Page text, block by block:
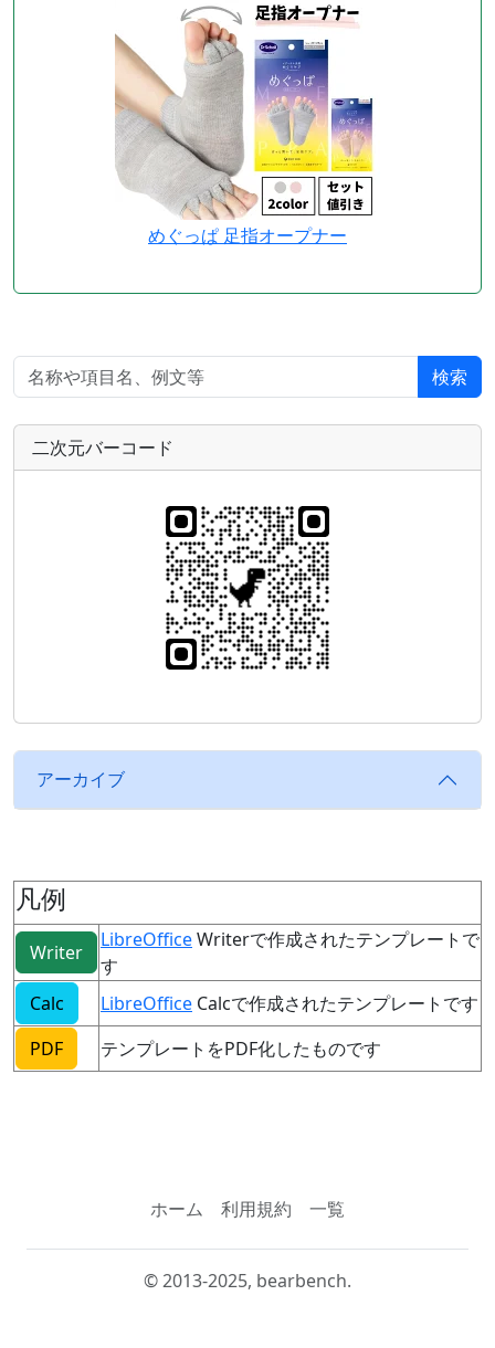
めぐっぱ 足指オープナー
検索
二次元バーコード
アーカイブ
凡例
Writer
LibreOfficeWriterで作成されたテンプレートで
す
Calc
LibreOffice Calcで作成されたテンプレートです
PDF
テンプレートをPDF化したものです
ホーム 利用規約 一覧
© 2013-2025, bearbench.